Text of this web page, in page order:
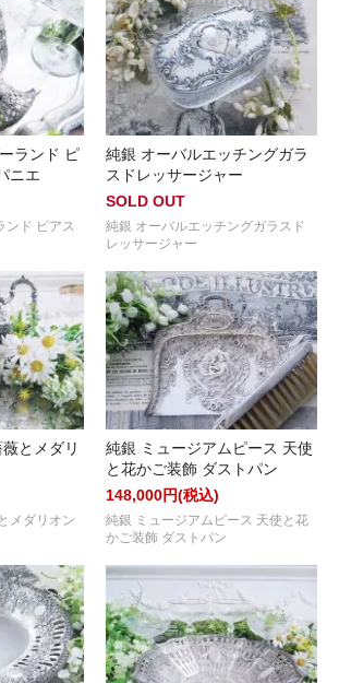
ランド ピ
ニエ
ンド ピアス
純銀 オーバルエッチングガラ
スドレッサージャー
SOLD OUT
純銀 オーバルエッチングガラスド
レッサージャー
とメダリ
メダリオン
純銀 ミュージアムピース 天使
と花かご装飾 ダストパン
148,000円(税込)
純銀 ミュージアムピース 天使と花
かご装飾 ダストパン